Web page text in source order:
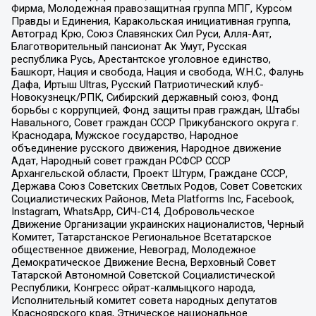
Фирма, Молодежная правозащитная группа МПГ, Курсом
Правды и Единения, Каракольская инициативная группа,
Автоград Крю, Союз Славянских Сил Руси, Алля-Аят,
Благотворительный пансионат Ак Умут, Русская
республика Русь, Арестантское уголовное единство,
Башкорт, Нация и свобода, Нация и свобода, W.H.С., Фалунь
Дафа, Иртыш Ultras, Русский Патриотический клуб-
Новокузнецк/РПК, Сибирский державный союз, Фонд
борьбы с коррупцией, Фонд защиты прав граждан, Штабы
Навального, Совет граждан СССР Прикубанского округа г.
Краснодара, Мужское государство, Народное
объединение русского движения, Народное движение
Адат, Народный совет граждан РСФСР СССР
Архангельской области, Проект Штурм, Граждане СССР,
Держава Союз Советских Светлых Родов, Совет Советских
Социалистических Районов, Meta Platforms Inc, Facebook,
Instagram, WhatsApp, СИЧ-С14, Добровольческое
Движение Организации украинских националистов, Черный
Комитет, Татарстанское Региональное Всетатарское
общественное движение, Невоград, Молодежное
Демократическое Движение Весна, Верховный Совет
Татарской Автономной Советской Социалистической
Республики, Конгресс ойрат-калмыцкого народа,
Исполнительный комитет совета народных депутатов
Красноярского края, Этническое национальное